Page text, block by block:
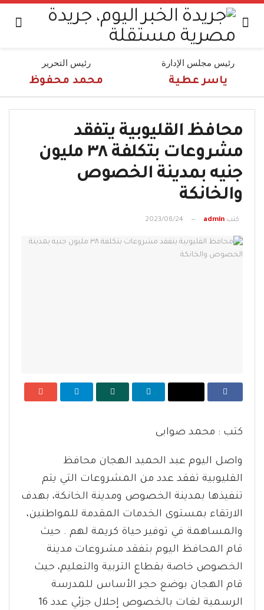
رئيس مجلس الإدارة
ياسر عطية
رئيس التحرير
محمد محفوظ
محافظ القليوبية يتفقد
مشروعات بتكلفة ٣٨ مليون
جنيه بمدينة الخصوص
والخانكة
كتب admin
2023/08/24
كتب : محمد صوابى
واصل اليوم عبد الحميد الهجان محافظ
القليوبية تفقد عدد من المشروعات التي يتم
تنفيذها بمدينة الخصوص ومدينة الخانكة، بهدف
الارتقاء بمستوى الخدمات المقدمة للمواطنين،
والمساهمة في توفير حياة كريمة لهم . حيث
قام المحافظ اليوم بتفقد مشروعات مدينة
الخصوص خاصة بقطاع التربية والتعليم، حيث
قام الهجان بوضع حجر الأساس للمدرسة
الرسمية لغات بالخصوص إحلال جزئي عدد 16